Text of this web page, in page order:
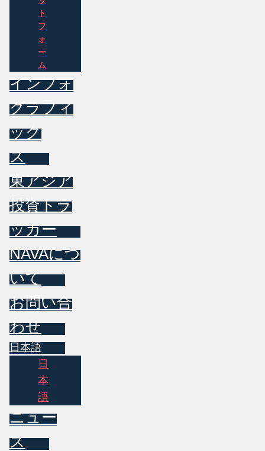
ト
フ
ォ
ー
ム
インフォ
グラフィ
ック
ス
東アジア
投資トラ
ッカー
NAVAにつ
いて
お問い合
わせ
日本語
日
本
語
ニュー
ス